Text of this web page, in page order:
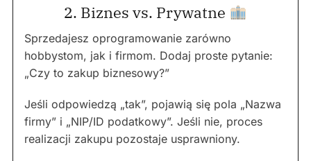
2. Biznes vs. Prywatne
Sprzedajesz oprogramowanie zarówno
hobbystom, jak i firmom. Dodaj proste pytanie:
„Czy to zakup biznesowy?”
Jeśli odpowiedzą „tak”, pojawią się pola „Nazwa
firmy” i „NIP/ID podatkowy”. Jeśli nie, proces
realizacji zakupu pozostaje usprawniony.